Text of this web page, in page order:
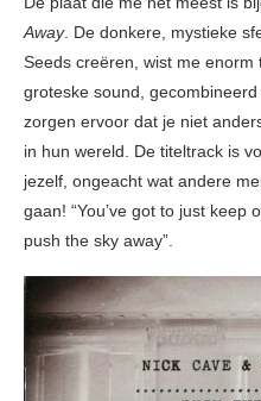
Away. De donkere, mystieke
Seeds creëren, wist me enorm
groteske sound,
zorgen ervoor dat je niet
in hun wereld. De titeltrack is
jezelf, ongeacht wat andere
gaan! “You’ve got to just keep
push the sky away”.